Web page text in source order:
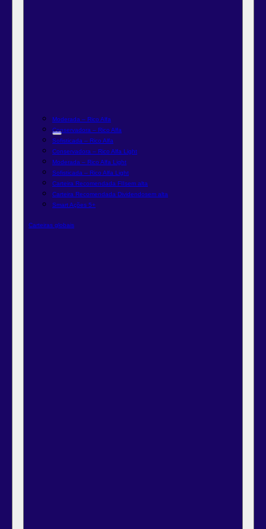
Moderada – Rico Alfa
Conservadora – Rico Alfa
Sofisticada – Rico Alfa
Conservadora – Rico Alfa Light
Moderada – Rico Alfa Light
Sofisticada – Rico Alfa Light
Carteira Recomendada FIIsem alta
Carteira Recomendada Dividendosem alta
Smart Ações 5+
Carteiras globais